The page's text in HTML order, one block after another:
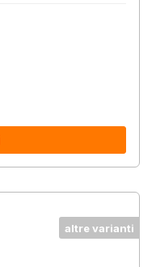
altre varianti